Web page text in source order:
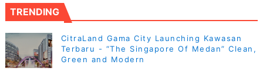
TRENDING
CitraLand Gama City Launching Kawasan
Terbaru - “The Singapore Of Medan” Clean,
Green and Modern